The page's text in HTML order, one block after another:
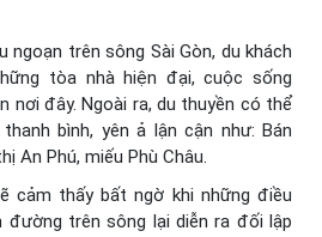
ngoạn trên sông Sài Gòn, du khách
tòa nhà hiện đại, cuộc sống
nơi đây. Ngoài ra, du thuyền có thể
bình, yên ả lận cận như: Bán
An Phú, miếu Phù Châu.
cảm thấy bất ngờ khi những điều
trên sông lại diễn ra đối lập